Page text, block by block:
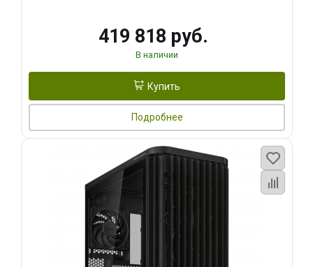
419 818 руб.
В наличии
Купить
Подробнее